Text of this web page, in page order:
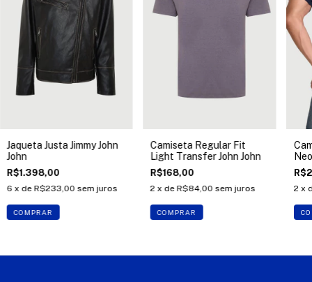
Jaqueta Justa Jimmy John
John
R$1.398,00
6 x de R$233,00 sem juros
COMPRAR
Camiseta Regular Fit
Light Transfer John John
R$168,00
2 x de R$84,00 sem juros
COMPRAR
2 x